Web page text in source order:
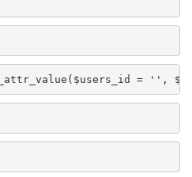
= '',